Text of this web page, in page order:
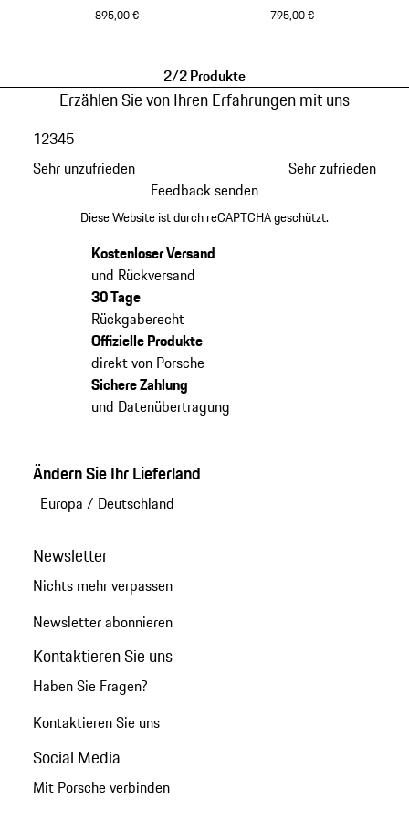
895,00 € 795,00 €
2/2 Produkte
Erzählen Sie von Ihren Erfahrungen mit uns
Sehr unzufrieden
12345
Sehr zufrieden
Feedback senden
Diese Website ist durch reCAPTCHA geschützt.
Kostenloser Versand
und Rückversand
30 Tage
Rückgaberecht
Offizielle Produkte
direkt von Porsche
Sichere Zahlung
und Datenübertragung
Ändern Sie Ihr Lieferland
Europa / Deutschland
Newsletter
Nichts mehr verpassen
Newsletter abonnieren
Kontaktieren Sie uns
Haben Sie Fragen?
Kontaktieren Sie uns
Social Media
Mit Porsche verbinden